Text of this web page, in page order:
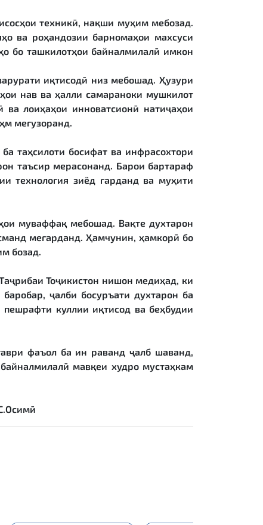
техникӣ, нақши муҳим мебозад.
ва роҳандозии барномаҳои махсуси
бо ташкилотҳои байналмилалӣ имкон
иқтисодӣ низ мебошад. Ҳузури
нав ва ҳалли самараноки мушкилот
лоиҳаҳои инноватсионӣ натиҷаҳои
мегузоранд.
таҳсилоти босифат ва инфрасохтори
таъсир мерасонанд. Барои бартараф
технология зиёд гарданд ва муҳити
муваффақ мебошад. Вақте духтарон
мегарданд. Ҳамчунин, ҳамкорӣ бо
бозад.
Тоҷикистон нишон медиҳад, ки
ҷалби босуръати духтарон ба
куллии иқтисод ва беҳбудии
фаъол ба ин раванд ҷалб шаванд,
мавқеи худро мустаҳкам